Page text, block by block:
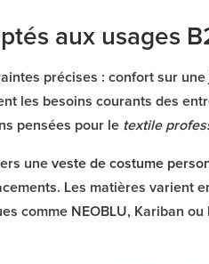
aux usages
précises : confort sur
les besoins courants des
pensées pour le textile
uneveste de costume
Les matières varient
comme NEOBLU, Kariban